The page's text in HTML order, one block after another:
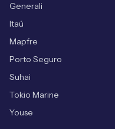
Generali
Itaú
Mapfre
Porto Seguro
Suhai
Tokio Marine
Youse